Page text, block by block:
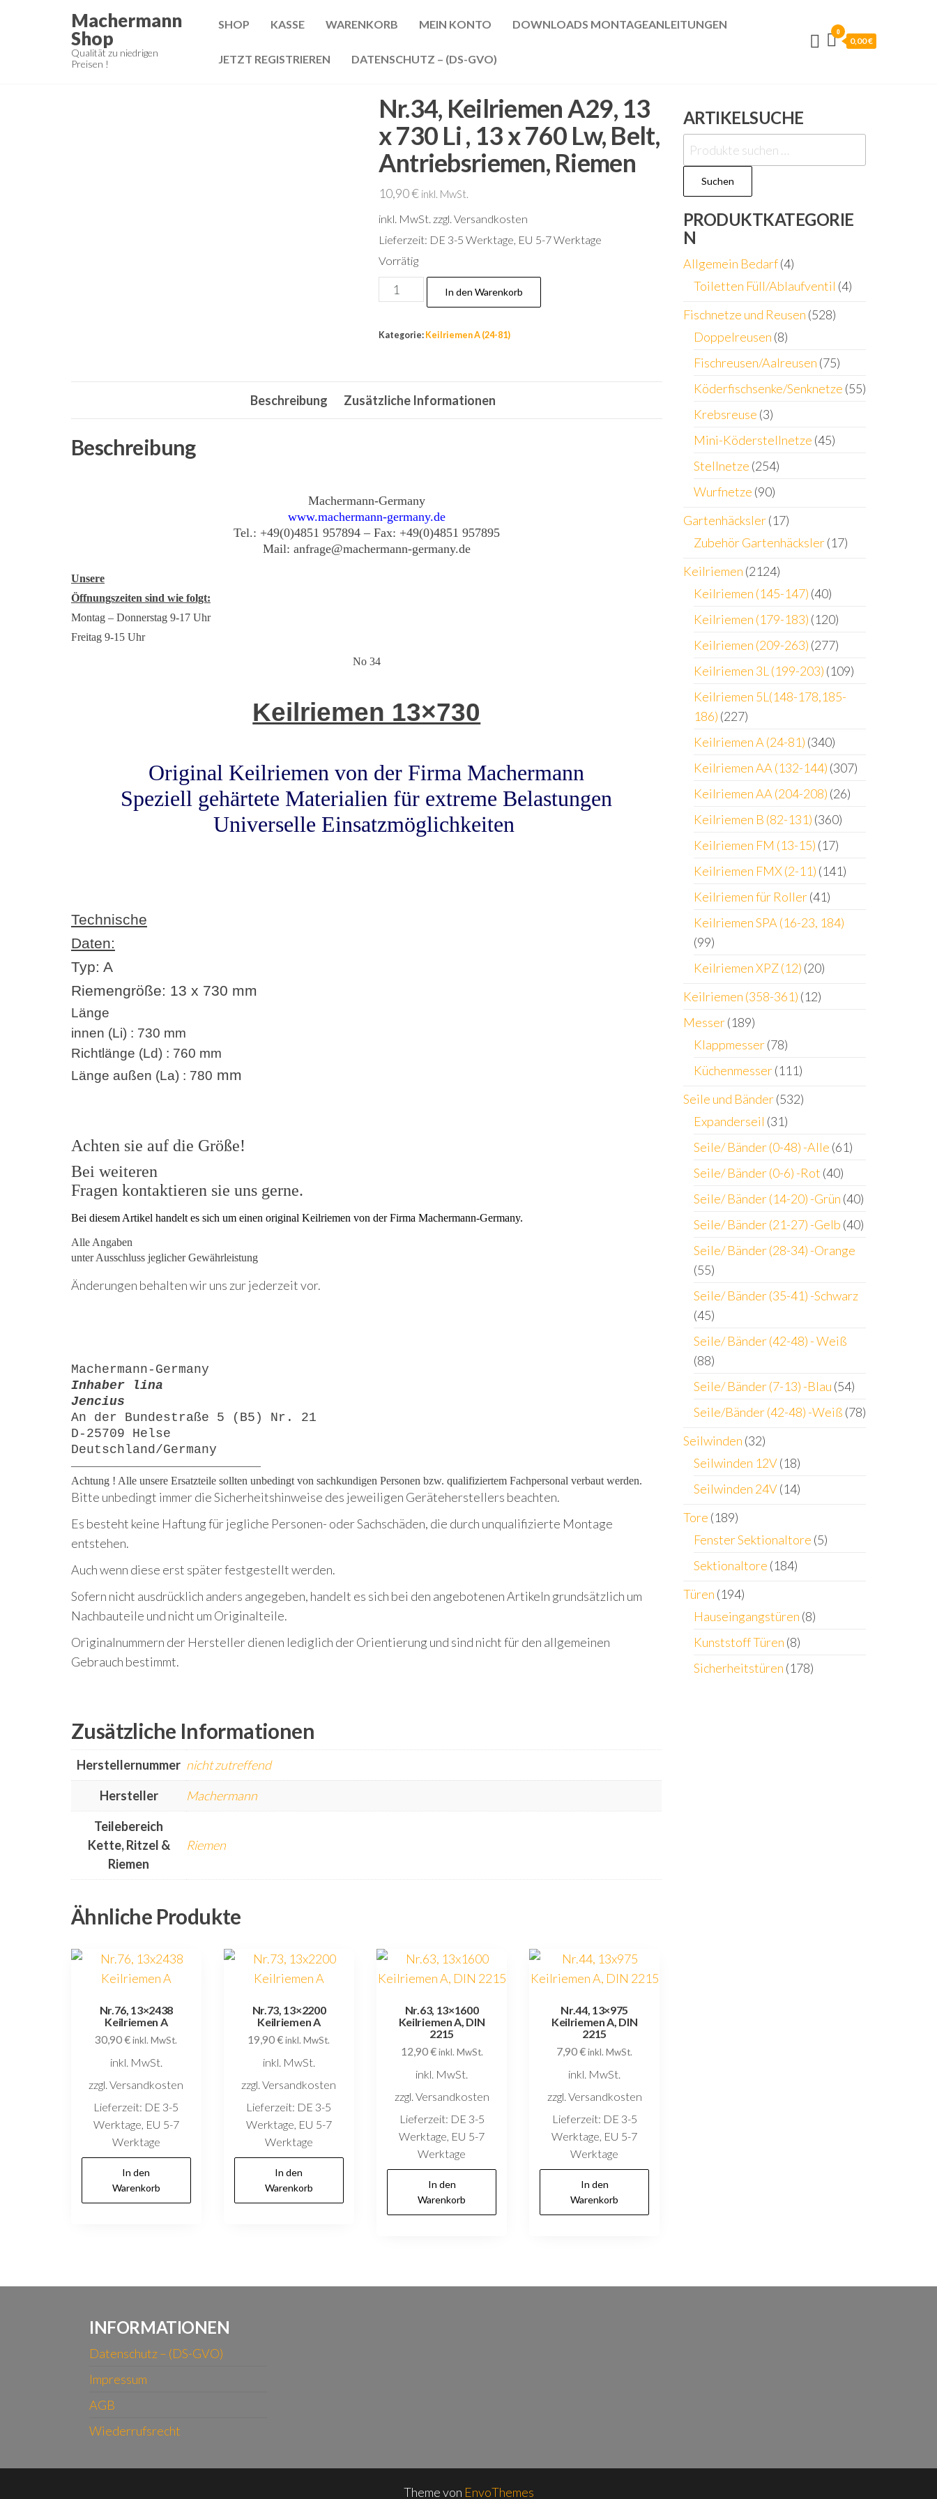
Machermann
Shop
Qualität zu niedrigen
Preisen !
SHOP KASSE WARENKORB MEIN KONTO DOWNLOADS MONTAGEANLEITUNGEN
JETZT REGISTRIEREN DATENSCHUTZ – (DS-GVO)
0
0,00 €
Nr.34, Keilriemen A29, 13
x 730 Li , 13 x 760 Lw, Belt,
Antriebsriemen, Riemen
10,90€ inkl. MwSt.
inkl. MwSt. zzgl. Versandkosten
Lieferzeit: DE 3-5 Werktage, EU 5-7 Werktage
Vorrätig
Nr.34,
Keilriemen
Li
Lw,
Belt,
Antriebsriemen,
Riemen
In den Warenkorb
Kategorie: Keilriemen A (24-81)
Beschreibung Zusätzliche Informationen
Beschreibung
Machermann-Germany
www.machermann-germany.de
Tel.: +49(0)4851 957894 – Fax: +49(0)4851 957895
Mail: anfrage@machermann-germany.de
Unsere
Öffnungszeiten sind wie folgt:
Montag – Donnerstag 9-17 Uhr
Freitag 9-15 Uhr
No 34
Keilriemen 13×730
Original Keilriemen von der Firma Machermann
Speziell gehärtete Materialien für extreme Belastungen
Universelle Einsatzmöglichkeiten
Technische
Daten:
Typ: A
Riemengröße: 13 x 730 mm
Länge
innen (Li) : 730 mm
Richtlänge (Ld) : 760 mm
Länge außen (La) : 780 mm
Achten sie auf die Größe!
Bei weiteren
Fragen kontaktieren sie uns gerne.
Bei diesem Artikel handelt es sich um einen original Keilriemen von der Firma Machermann-Germany.
Alle Angaben
unter Ausschluss jeglicher Gewährleistung
Änderungen behalten wir uns zur jederzeit vor.
Machermann-Germany
Inhaber lina
Jencius
An der Bundestraße 5 (B5) Nr. 21
D-25709 Helse
Deutschland/Germany
—————————————————
Achtung ! Alle unsere Ersatzteile sollten unbedingt von sachkundigen Personen bzw. qualifiziertem Fachpersonal verbaut werden.
Bitte unbedingt immer die Sicherheitshinweise des jeweiligen Geräteherstellers beachten.
Es besteht keine Haftung für jegliche Personen- oder Sachschäden, die durch unqualifizierte Montage
entstehen.
Auch wenn diese erst später festgestellt werden.
Sofern nicht ausdrücklich anders angegeben, handelt es sich bei den angebotenen Artikeln grundsätzlich um
Nachbauteile und nicht um Originalteile.
Originalnummern der Hersteller dienen lediglich der Orientierung und sind nicht für den allgemeinen
Gebrauch bestimmt.
Zusätzliche Informationen
Herstellernummer nicht zutreffend
Hersteller
Machermann
Teilebereich
Kette, Ritzel &
Riemen
Riemen
Ähnliche Produkte
Nr.76, 13×2438
Keilriemen A
30,90€ inkl. MwSt.
inkl. MwSt.
zzgl. Versandkosten
Lieferzeit: DE 3-5
Werktage, EU 5-7
Werktage
In den
Warenkorb
Nr.73, 13×2200
Keilriemen A
19,90€ inkl. MwSt.
inkl. MwSt.
zzgl. Versandkosten
Lieferzeit: DE 3-5
Werktage, EU 5-7
Werktage
In den
Warenkorb
Nr.63, 13×1600
Keilriemen A, DIN
2215
12,90€ inkl. MwSt.
inkl. MwSt.
zzgl. Versandkosten
Lieferzeit: DE 3-5
Werktage, EU 5-7
Werktage
In den
Warenkorb
Nr.44, 13×975
Keilriemen A, DIN
2215
7,90€inkl. MwSt.
inkl. MwSt.
zzgl. Versandkosten
Lieferzeit: DE 3-5
Werktage, EU 5-7
Werktage
In den
Warenkorb
ARTIKELSUCHE
Suchen
nach:
Suchen
PRODUKTKATEGORIE
N
Allgemein Bedarf (4)
Toiletten Füll/Ablaufventil (4)
Fischnetze und Reusen (528)
Doppelreusen (8)
Fischreusen/Aalreusen (75)
Köderfischsenke/Senknetze (55)
Krebsreuse (3)
Mini-Köderstellnetze (45)
Stellnetze (254)
Wurfnetze (90)
Gartenhäcksler (17)
Zubehör Gartenhäcksler (17)
Keilriemen (2124)
Keilriemen (145-147) (40)
Keilriemen (179-183) (120)
Keilriemen (209-263) (277)
Keilriemen 3L (199-203) (109)
Keilriemen 5L(148-178,185-
186) (227)
Keilriemen A (24-81) (340)
Keilriemen AA (132-144) (307)
Keilriemen AA (204-208) (26)
Keilriemen B (82-131) (360)
Keilriemen FM (13-15) (17)
Keilriemen FMX (2-11) (141)
Keilriemen für Roller (41)
Keilriemen SPA (16-23, 184)
(99)
Keilriemen XPZ (12) (20)
Keilriemen (358-361) (12)
Messer (189)
Klappmesser (78)
Küchenmesser (111)
Seile und Bänder (532)
Expanderseil (31)
Seile/ Bänder (0-48) -Alle (61)
Seile/ Bänder (0-6) -Rot (40)
Seile/ Bänder (14-20) -Grün (40)
Seile/ Bänder (21-27) -Gelb (40)
Seile/ Bänder (28-34) -Orange
(55)
Seile/ Bänder (35-41) -Schwarz
(45)
Seile/ Bänder (42-48) - Weiß
(88)
Seile/ Bänder (7-13) -Blau (54)
Seile/Bänder (42-48) -Weiß (78)
Seilwinden (32)
Seilwinden 12V (18)
Seilwinden 24V (14)
Tore (189)
Fenster Sektionaltore (5)
Sektionaltore (184)
Türen (194)
Hauseingangstüren (8)
Kunststoff Türen (8)
Sicherheitstüren (178)
INFORMATIONEN
Datenschutz – (DS-GVO)
Impressum
AGB
Wiederrufsrecht
Theme von EnvoThemes